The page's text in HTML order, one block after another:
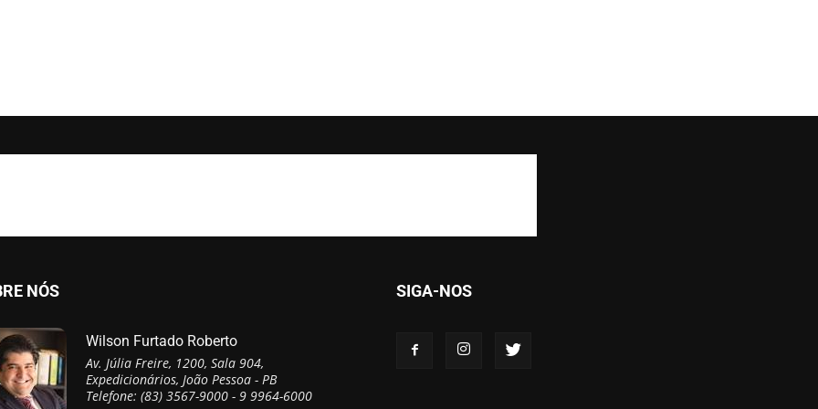
NÓS
Wilson Furtado Roberto
Av. Júlia Freire, 1200, Sala 904,
Expedicionários, João Pessoa - PB
Telefone: (83) 3567-9000 - 9 9964-6000
SIGA-NOS